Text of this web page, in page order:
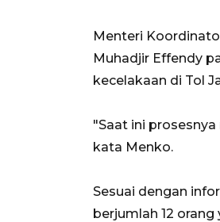
Menteri
Muhadjir Effendy
kecelakaan di Tol
"Saat ini
kata Menko.
Sesuai dengan
berjumlah 12